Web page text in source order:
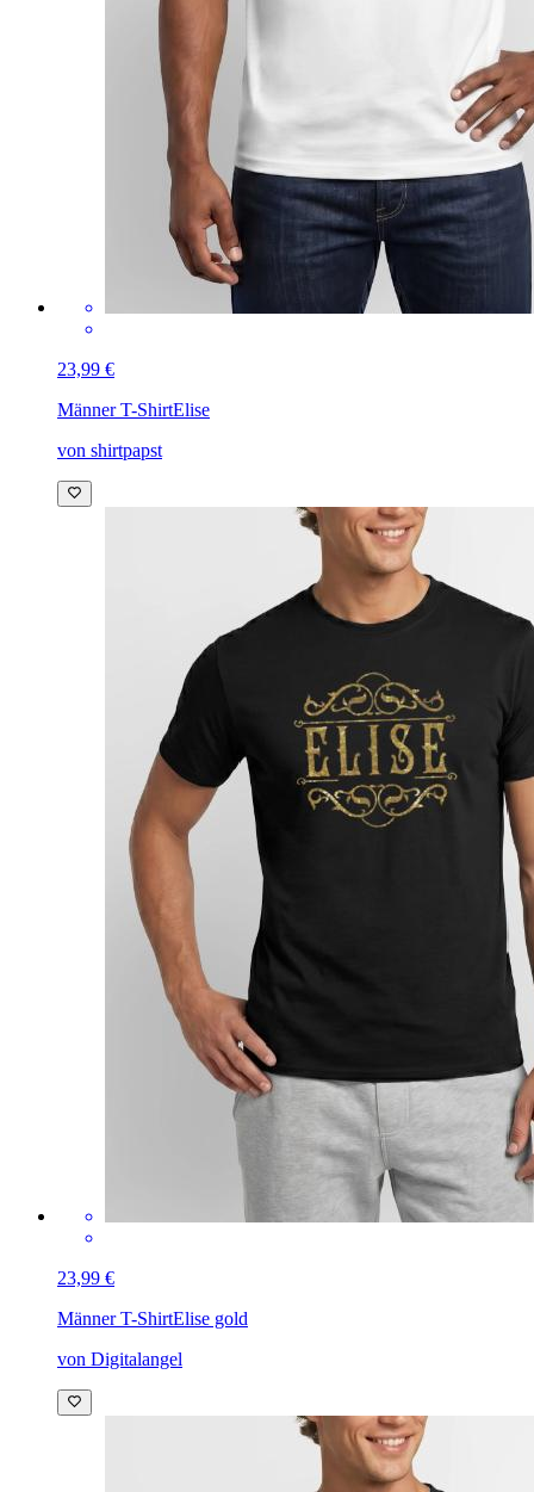
23,99 €
Männer T-ShirtElise
von shirtpapst
23,99 €
Männer T-ShirtElise gold
von Digitalangel